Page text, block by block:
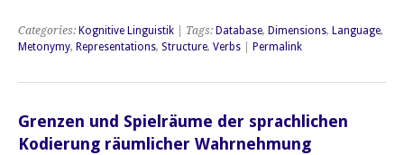
Categories: Kognitive Linguistik | Tags: Database, Dimensions, Language,
Metonymy, Representations, Structure, Verbs Permalink
Grenzen und Spielräume der sprachlichen
Kodierung räumlicher Wahrnehmung